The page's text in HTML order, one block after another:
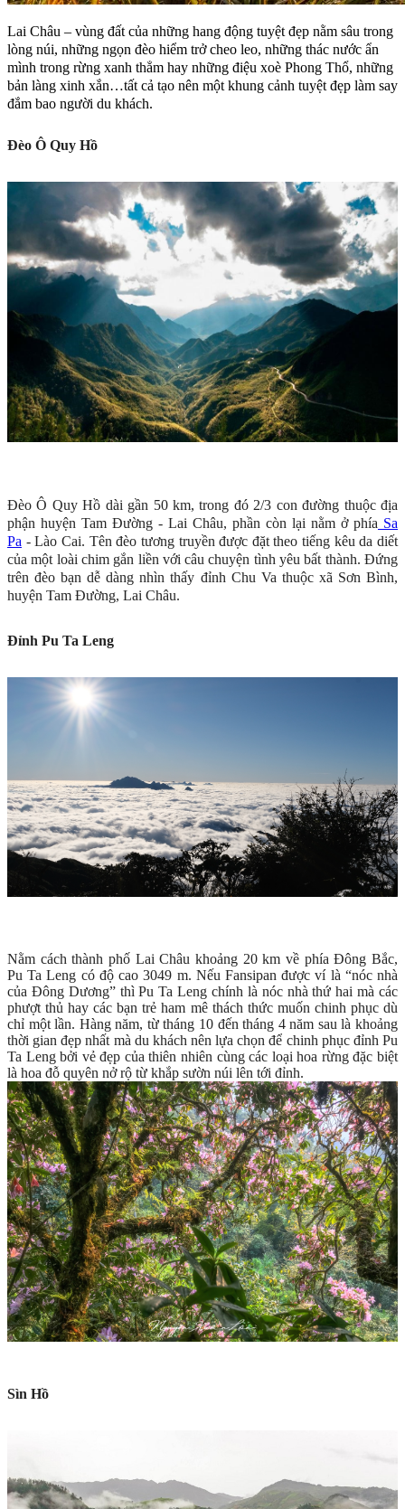
Lai Châu – vùng đất của những hang động tuyệt đẹp nằm sâu trong
lòng núi, những ngọn đèo hiểm trở cheo leo, những thác nước ẩn
mình trong rừng xanh thẳm hay những điệu xoè Phong Thổ, những
bản làng xinh xắn…tất cả tạo nên một khung cảnh tuyệt đẹp làm say
đắm bao người du khách.
Đèo Ô Quy Hồ
Đèo Ô Quy Hồ dài gần 50 km, trong đó 2/3 con đường thuộc địa
phận huyện Tam Đường - Lai Châu, phần còn lại nằm ở phía Sa
Pa - Lào Cai. Tên đèo tương truyền được đặt theo tiếng kêu da diết
của một loài chim gắn liền với câu chuyện tình yêu bất thành. Đứng
trên đèo bạn dễ dàng nhìn thấy đỉnh Chu Va thuộc xã Sơn Bình,
huyện Tam Đường, Lai Châu.
Đỉnh Pu Ta Leng
Nằm cách thành phố Lai Châu khoảng 20 km về phía Đông Bắc,
Pu Ta Leng có độ cao 3049 m. Nếu Fansipan được ví là “nóc nhà
của Đông Dương” thì Pu Ta Leng chính là nóc nhà thứ hai mà các
phượt thủ hay các bạn trẻ ham mê thách thức muốn chinh phục dù
chỉ một lần. Hàng năm, từ tháng 10 đến tháng 4 năm sau là khoảng
thời gian đẹp nhất mà du khách nên lựa chọn để chinh phục đỉnh Pu
Ta Leng bởi vẻ đẹp của thiên nhiên cùng các loại hoa rừng đặc biệt
là hoa đỗ quyên nở rộ từ khắp sườn núi lên tới đỉnh.
Sìn Hồ